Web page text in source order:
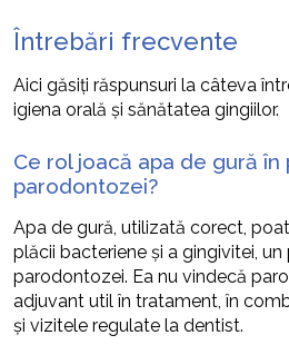
Întrebări frecvente
Aici găsiți răspunsuri la câteva
igiena orală și sănătatea gingiilor.
Ce rol joacă apa de gură în
parodontozei?
Apa de gură, utilizată corect,
plăcii bacteriene și a gingivitei, un
parodontozei. Ea nu vindecă
adjuvant util în tratament, în
și vizitele regulate la dentist.